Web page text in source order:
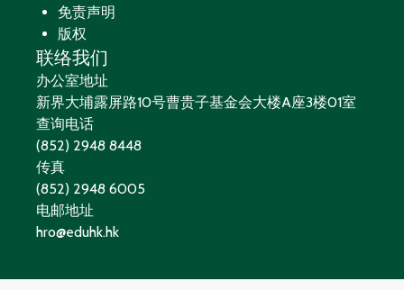
免责声明
版权
联络我们
办公室地址
新界大埔露屏路10号曹贵子基金会大楼A座3楼01室
查询电话
(852) 2948 8448
传真
(852) 2948 6005
电邮地址
hro@eduhk.hk